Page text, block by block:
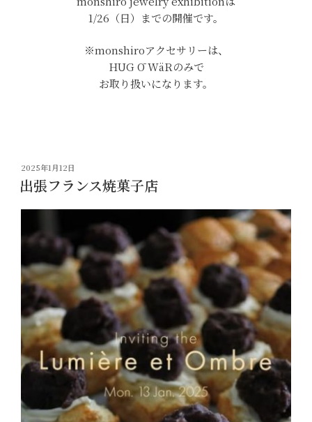
1/26（日）までの開催です。
※monshiroアクセサリーは、
HUG Ō WäRのみで
お取り扱いになります。
投
稿
日:
2025年1月12日
出張フランス焼菓子店